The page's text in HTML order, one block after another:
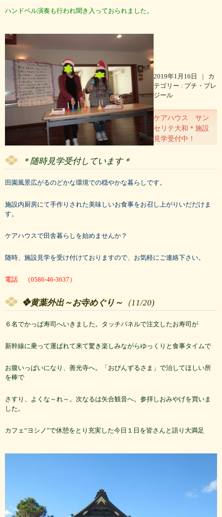
ハンドベル演奏も行われ聞き入っておられました。
2019年1月16日 |
カ
テゴリー : プチ・プレ
ジール
ケアハウス サン
セリテ大和＊施設
見学受付中！
＊随時見学受付しています＊
田園風景広がるのどかな環境での穏やかな暮らしです。
施設内厨房にて手作りされた美味しいお食事をお召し上がりいだだけま
す。
ケアハウスで田舎暮らしを始めませんか？
随時、施設見学を受け付けておりますので、お気軽にご連絡下さい。
電話 （0586-46-3637）
❖黄葉外出～お寺めぐり～ （11/20)
６名でかっぱ寿司へいきました。タッチパネルで注文したお寿司が
新幹線に乗って運ばれて来て驚き楽しみながらゆっくりと食事タイムで
お腹いっぱいになり、善光寺へ。「おびんずるさま」で治してほしい所
を棒で
さすり、よくな～れ～。次なるは矢合観音へ。参拝しおみやげを買いま
した。
カフェ“ヨシノ”で休憩をとり充実した今日１日を皆さんと語り大満足